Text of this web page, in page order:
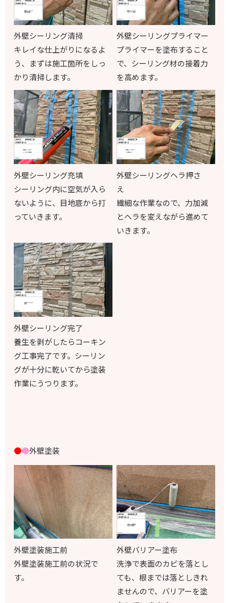
外壁シーリング清掃
キレイな仕上がりになるよ
う、まずは施工箇所をしっ
かり清掃します。
外壁シーリングプライマー
プライマーを塗布すること
で、シーリング材の接着力
を高めます。
外壁シーリング充填
シーリング内に空気が入ら
ないように、目地底から打
っていきます。
外壁シーリングヘラ押さ
え
繊細な作業なので、力加減
とヘラを変えながら進めて
いきます。
外壁シーリング完了
養生を剥がしたらコーキン
グ工事完了です。シーリン
グが十分に乾いてから塗装
作業にうつります。
●●外壁塗装
外壁塗装施工前
外壁塗装施工前の状況で
す。
外壁バリアー塗布
洗浄で表面のカビを落とし
ても、根までは落としきれ
ませんので、バリアーを塗